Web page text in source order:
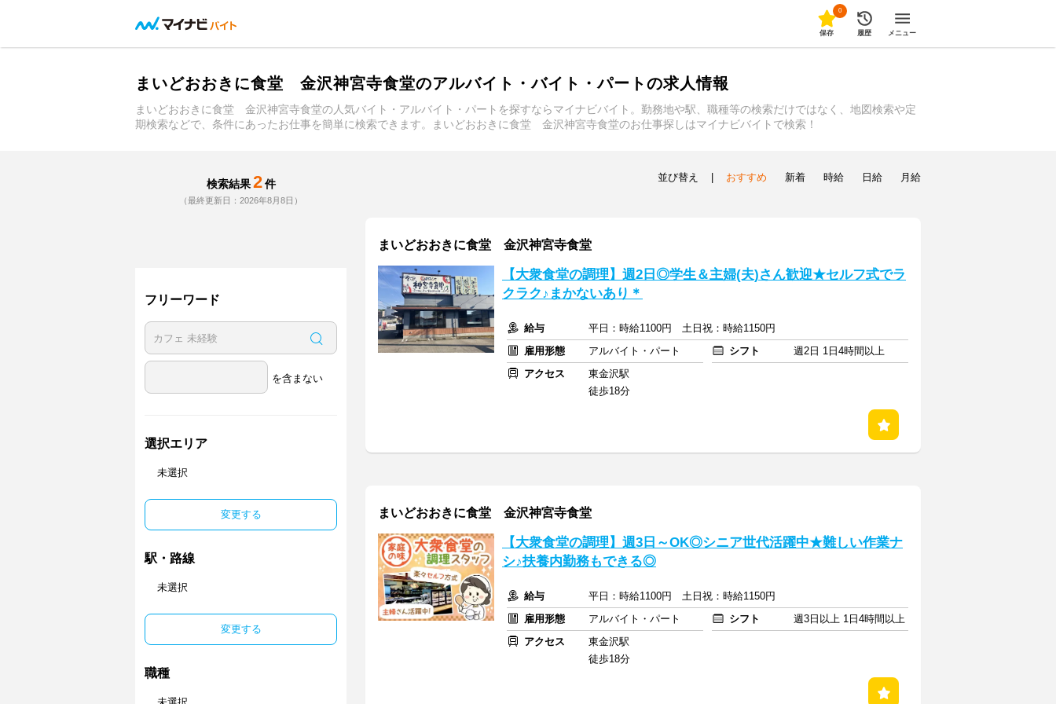
0
保存 履歴 メニュー
まいどおおきに食堂 金沢神宮寺食堂のアルバイト・バイト・パートの求人情報
まいどおおきに食堂 金沢神宮寺食堂の人気バイト・アルバイト・パートを探すならマイナビバイト。勤務地や駅、職種等の検索だけではなく、地図検索や定
期検索などで、条件にあったお仕事を簡単に検索できます。まいどおおきに食堂 金沢神宮寺食堂のお仕事探しはマイナビバイトで検索！
検索結果 2 件
（最終更新日：2026年8月8日）
フリーワード
を含まない
選択エリア
未選択
変更する
駅・路線
未選択
変更する
職種
並び替え おすすめ 新着 時給 日給 月給
まいどおおきに食堂 金沢神宮寺食堂
【大衆食堂の調理】週2日◎学生＆主婦(夫)さん歓迎★セルフ式でラ
クラク♪まかないあり＊
給与
平日：時給1100円 土日祝：時給1150円
雇用形態
アルバイト・パート シフト
週2日 1日4時間以上
アクセス
東金沢駅
徒歩18分
まいどおおきに食堂 金沢神宮寺食堂
【大衆食堂の調理】週3日～OK◎シニア世代活躍中★難しい作業ナ
シ♪扶養内勤務もできる◎
給与
平日：時給1100円 土日祝：時給1150円
雇用形態
アルバイト・パート シフト
週3日以上 1日4時間以上
アクセス
東金沢駅
徒歩18分